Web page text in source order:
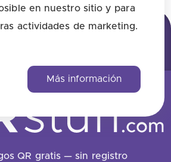
QR gratis — sin registro
en nuestro sitio y para
actividades de marketing.
Más información